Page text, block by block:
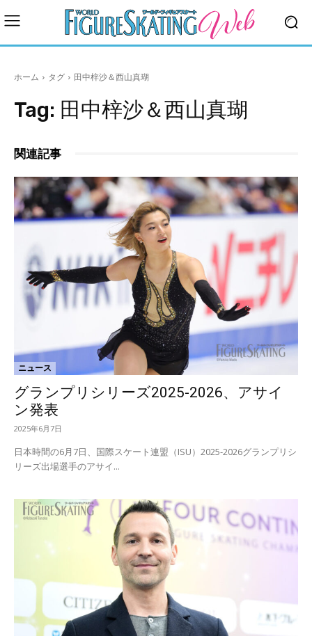
ホーム タグ 田中梓沙＆西山真瑚
Tag: 田中梓沙＆西山真瑚
関連記事
ニュース
グランプリシリーズ2025-2026、アサイ
ン発表
2025年6月7日
日本時間の6月7日、国際スケート連盟（ISU）2025-2026グランプリシ
リーズ出場選手のアサイ...